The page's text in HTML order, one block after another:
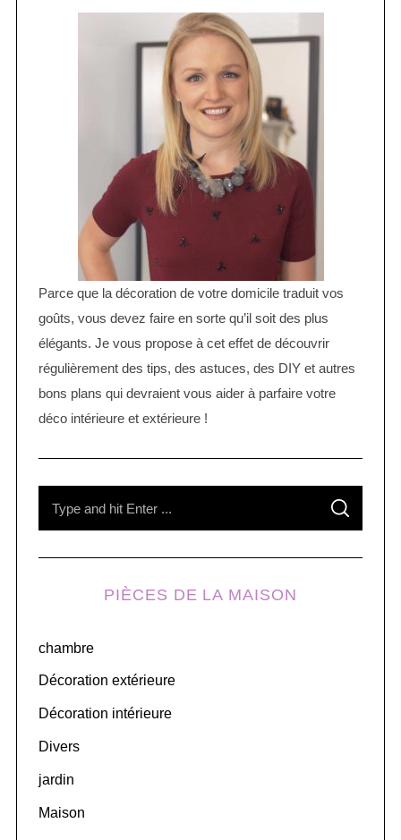
Parce que la décoration de votre domicile traduit vos
goûts, vous devez faire en sorte qu’il soit des plus
élégants. Je vous propose à cet effet de découvrir
régulièrement des tips, des astuces, des DIY et autres
bons plans qui devraient vous aider à parfaire votre
déco intérieure et extérieure !
f
o
:
S
A
C
PIÈCES DE LA MAISON
chambre
Décoration extérieure
Décoration intérieure
Divers
jardin
Maison